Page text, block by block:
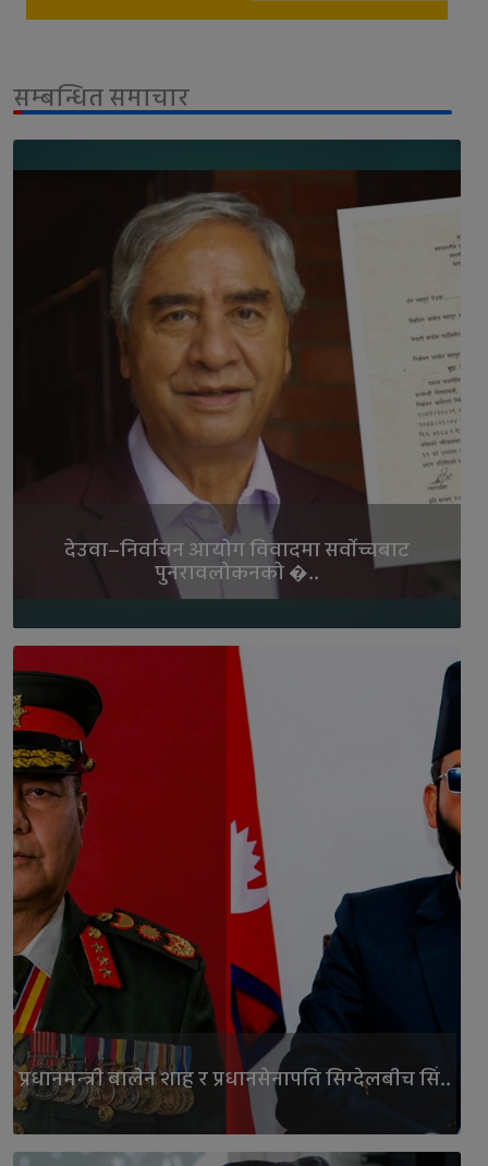
सम्बन्धित समाचार
देउवा–निर्वाचन आयोग विवादमा सर्वोच्चबाट
पुनरावलोकनको �..
प्रधानमन्त्री बालेन शाह र प्रधानसेनापति सिग्देलबीच सिं..